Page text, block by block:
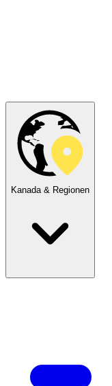
Kanada & Regionen